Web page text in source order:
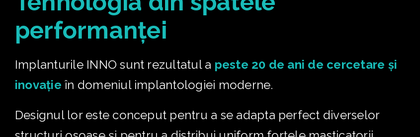
performanței
Implanturile INNO sunt rezultatul a peste 20 de ani de cercetare și
inovațieîn domeniul implantologiei moderne.
Designul lor este conceput pentru a se adapta perfect diverselor